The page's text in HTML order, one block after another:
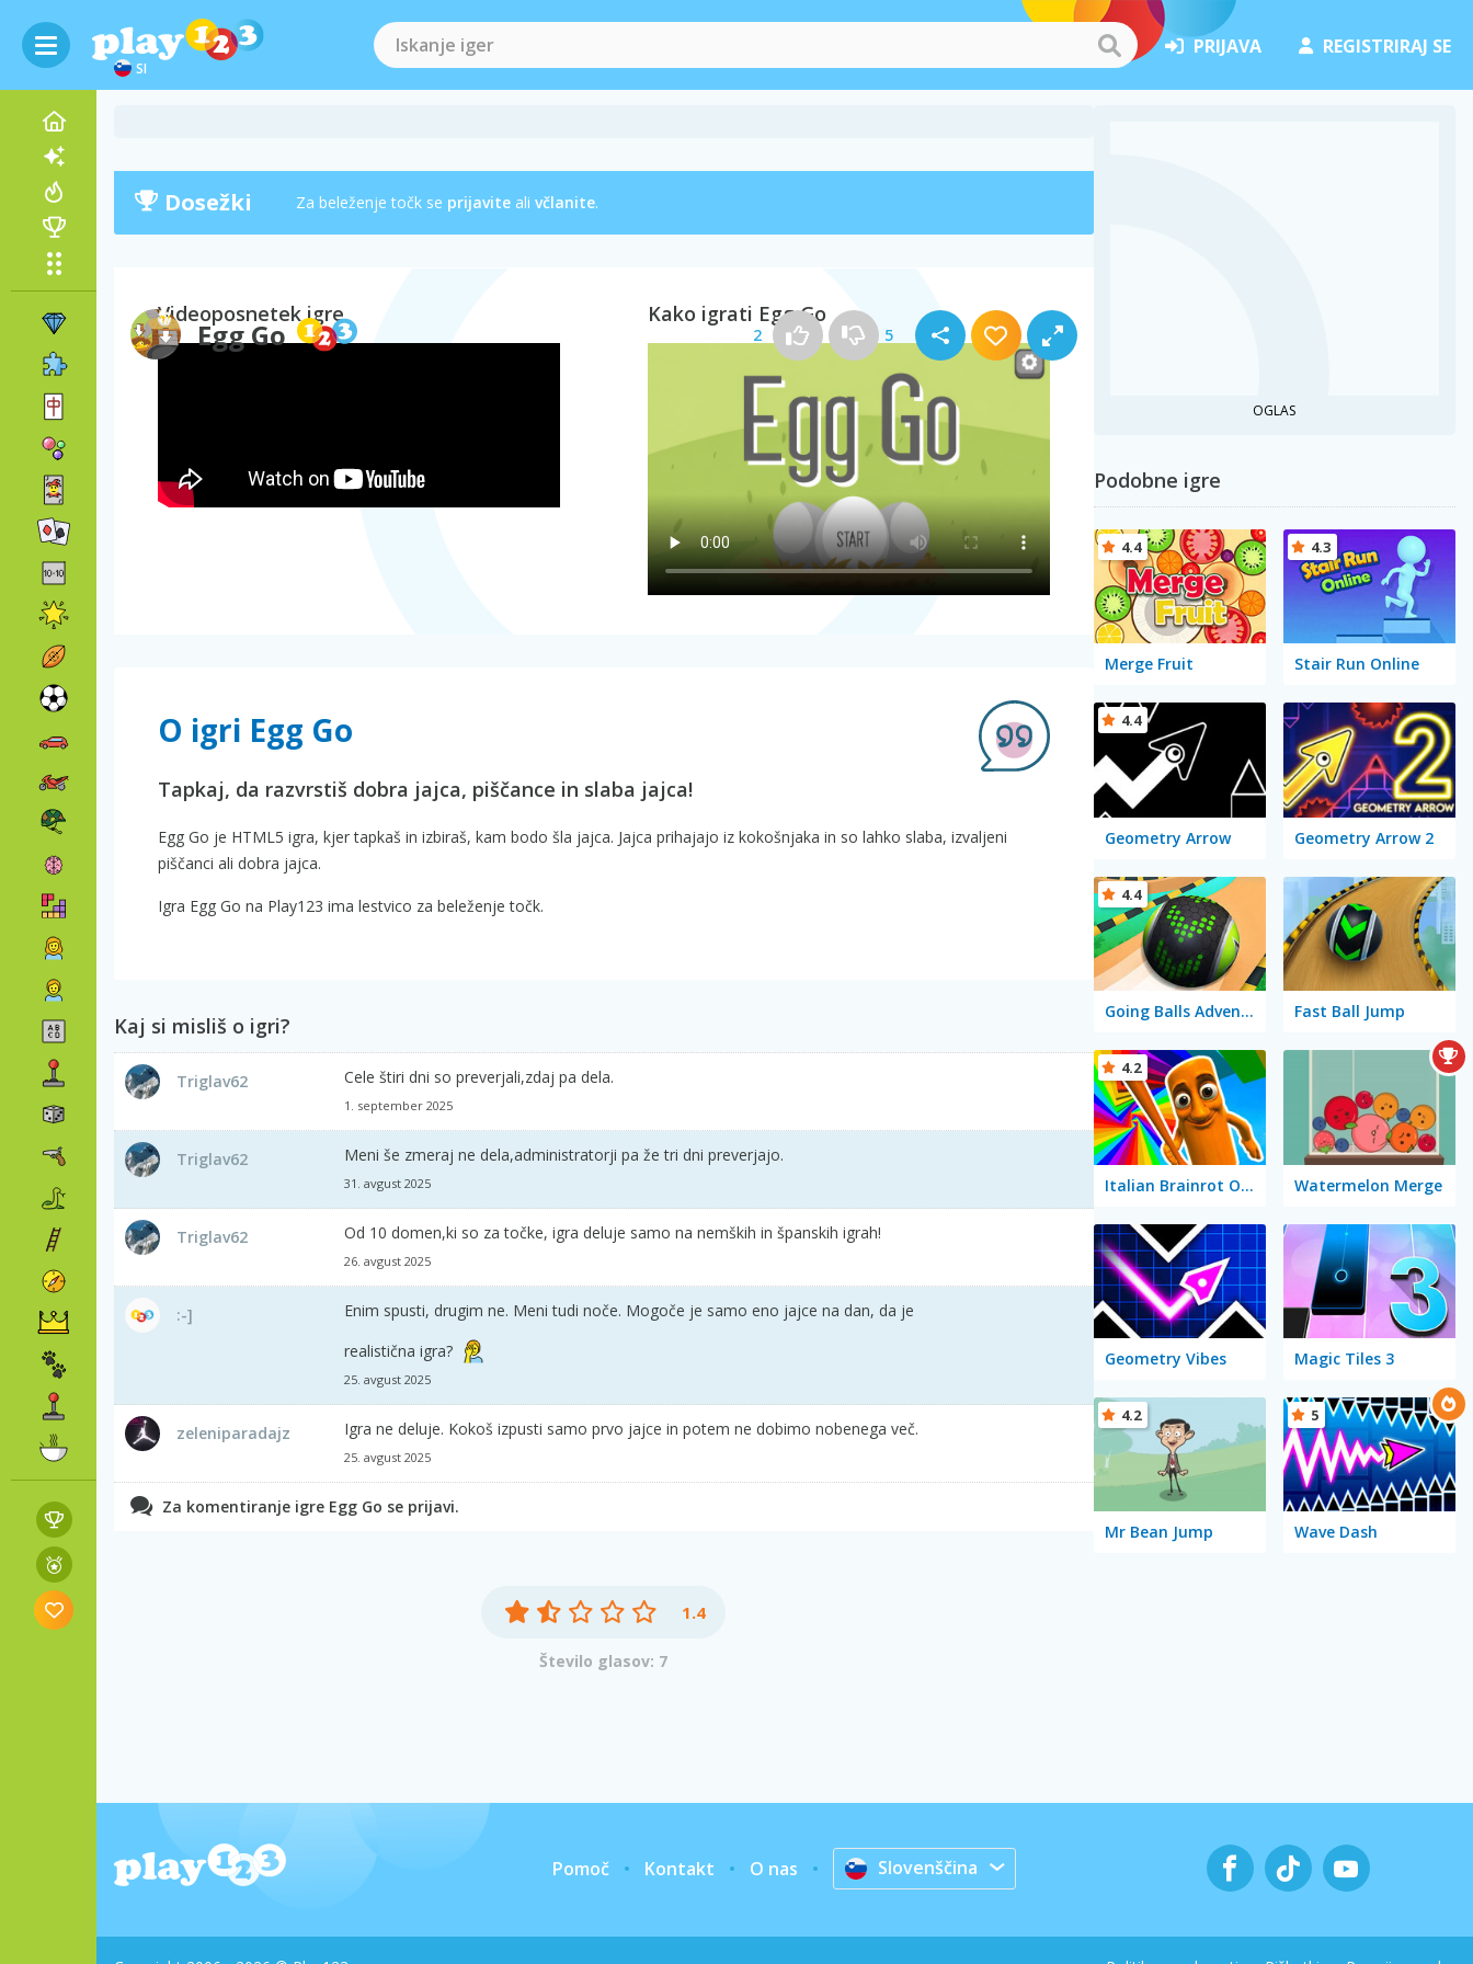
SI
PRIJAVA REGISTRIRAJ SE
Egg Go 2 5
Dosežki Za beleženje točk se prijavite ali včlanite.
Videoposnetek igre Kako igrati Egg Go
O igri Egg Go
Tapkaj, da razvrstiš dobra jajca, piščance in slaba jajca!
Egg Go je HTML5 igra, kjer tapkaš in izbiraš, kam bodo šla jajca. Jajca prihajajo iz kokošnjaka in so lahko slaba, izvaljeni
piščanci ali dobra jajca.
Igra Egg Go na Play123 ima lestvico za beleženje točk.
Kaj si misliš o igri?
Triglav62 Cele štiri dni so preverjali,zdaj pa dela.
1. september 2025
Triglav62 Meni še zmeraj ne dela,administratorji pa že tri dni preverjajo.
31. avgust 2025
Triglav62 Od 10 domen,ki so za točke, igra deluje samo na nemških in španskih igrah!
26. avgust 2025
:-]
Enim spusti, drugim ne. Meni tudi noče. Mogoče je samo eno jajce na dan, da je
realistična igra?
25. avgust 2025
zeleniparadajz Igra ne deluje. Kokoš izpusti samo prvo jajce in potem ne dobimo nobenega več.
25. avgust 2025
Za komentiranje igre Egg Go se prijavi.
1.4
Število glasov: 7
OGLAS
Podobne igre
Merge Fruit
4.4
Stair Run Online
4.3
Geometry Arrow
4.4
Geometry Arrow 2
Going Balls Adventure 2
4.4
Fast Ball Jump
Italian Brainrot Obby Parkour
4.2
Watermelon Merge
Geometry Vibes Magic Tiles 3
Mr Bean Jump
4.2
Wave Dash
5
Pomoč Kontakt O nas Slovenščina